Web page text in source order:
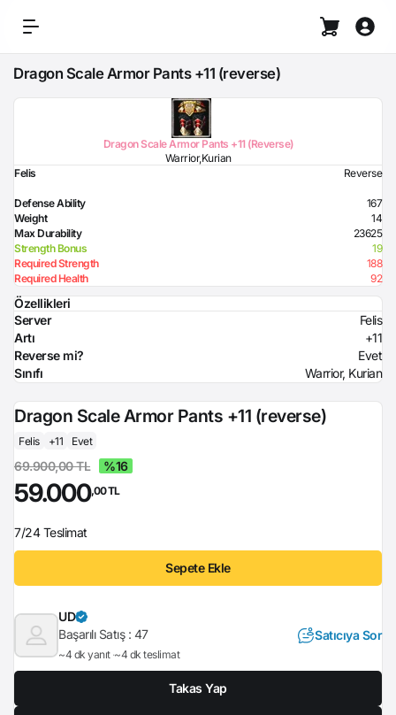
Dragon Scale Armor Pants +11 (reverse)
Dragon Scale Armor Pants +11 (Reverse)
Warrior,Kurian
Felis
Reverse
Defense Ability
167
Weight
14
Max Durability
23625
Strength Bonus
19
Required Strength
188
Required Health
92
Özellikleri
Server
Felis
Artı
+11
Reverse mi?
Evet
Sınıfı
Warrior, Kurian
Dragon Scale Armor Pants +11 (reverse)
Felis +11 Evet
69.900,00 TL %16
59.000,00 TL
7/24 Teslimat
Sepete Ekle
UD
Başarılı Satış : 47
~4 dk yanıt ~4 dk teslimat
Satıcıya Sor
Takas Yap